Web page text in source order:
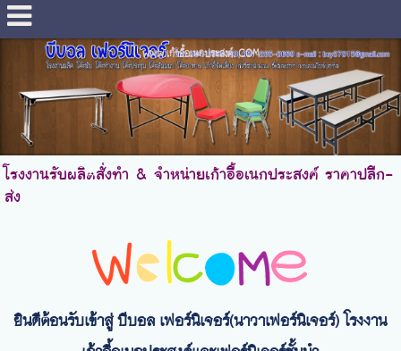
www.เก้าอี้อเนกประสงค์. COM
โรงงานรับผลิตสั่งทำ & จำหน่ายเก้าอี้อเนกประสงค์ ราคาปลีก-
ส่ง
ยินดีต้อนรับเข้าสู่ บีบอล เฟอร์นิเจอร์(นาวาเฟอร์นิเจอร์) โรงงาน